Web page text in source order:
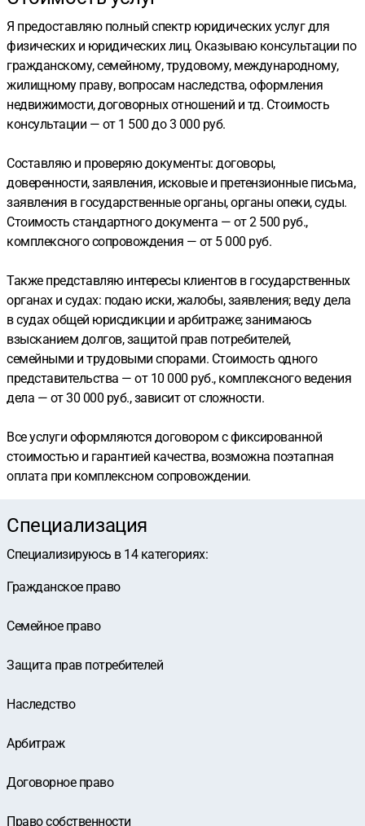
Я предоставляю полный спектр юридических услуг для
физических и юридических лиц. Оказываю консультации по
гражданскому, семейному, трудовому, международному,
жилищному праву, вопросам наследства, оформления
недвижимости, договорных отношений и тд. Стоимость
консультации — от 1 500 до 3 000 руб.
Составляю и проверяю документы: договоры,
доверенности, заявления, исковые и претензионные письма,
заявления в государственные органы, органы опеки, суды.
Стоимость стандартного документа — от 2 500 руб.,
комплексного сопровождения — от 5 000 руб.
Также представляю интересы клиентов в государственных
органах и судах: подаю иски, жалобы, заявления; веду дела
в судах общей юрисдикции и арбитраже; занимаюсь
взысканием долгов, защитой прав потребителей,
семейными и трудовыми спорами. Стоимость одного
представительства — от 10 000 руб., комплексного ведения
дела — от 30 000 руб., зависит от сложности.
Все услуги оформляются договором с фиксированной
стоимостью и гарантией качества, возможна поэтапная
оплата при комплексном сопровождении.
Специализация
Специализируюсь в 14 категориях:
Гражданское право
Семейное право
Защита прав потребителей
Наследство
Арбитраж
Договорное право
Право собственности